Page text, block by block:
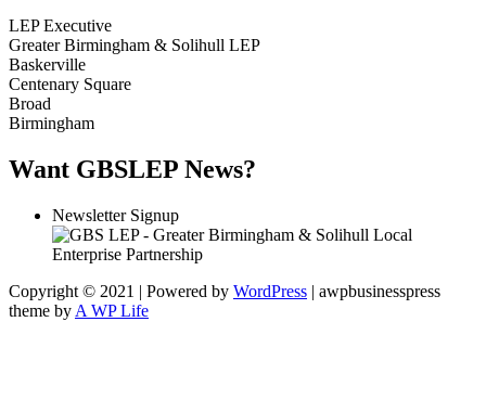
LEP Executive
Greater Birmingham & Solihull LEP
Baskerville
Centenary Square
Broad
Birmingham
Want GBSLEP News?
Newsletter Signup
Copyright © 2021 | Powered by WordPress | awpbusinesspress
theme by A WP Life